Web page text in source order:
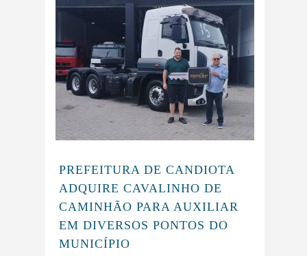
PREFEITURA DE CANDIOTA
ADQUIRE CAVALINHO DE
CAMINHÃO PARA AUXILIAR
EM DIVERSOS PONTOS DO
MUNICÍPIO